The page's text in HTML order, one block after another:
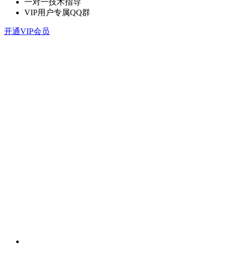
一对一技术指导
VIP用户专属QQ群
开通VIP会员